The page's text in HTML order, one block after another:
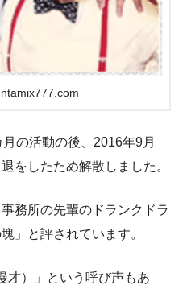
の活動の後、2016年9月
をしたため解散しました。
務所の先輩のドランクドラ
」と評されています。
才）」という呼び声もあ